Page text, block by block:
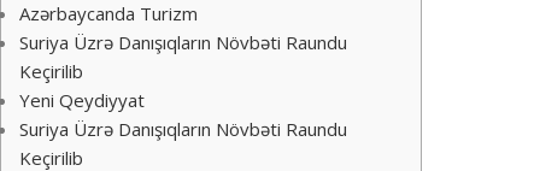
Azərbaycanda Turizm
Suriya Üzrə Danışıqların Növbəti Raundu
Keçirilib
Yeni Qeydiyyat
Suriya Üzrə Danışıqların Növbəti Raundu
Keçirilib